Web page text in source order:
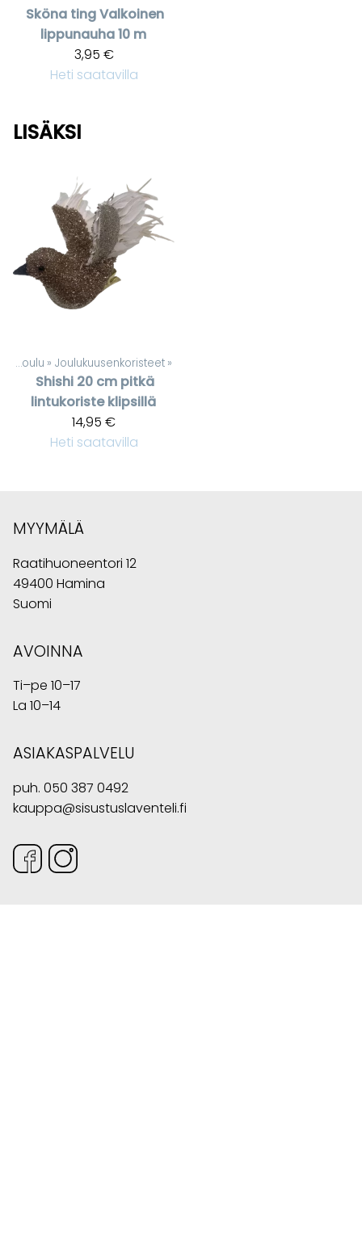
Sköna tingValkoinen
lippunauha 10 m
3,95 €
Heti saatavilla
LISÄKSI
Joulu ‪» Joulukuusenkoristeet ‪»
Shishi 20 cm pitkä
lintukoriste klipsillä
14,95 €
Heti saatavilla
MYYMÄLÄ
Raatihuoneentori 12
49400 Hamina
Suomi
AVOINNA
Ti–pe 10–17
La 10–14
ASIAKASPALVELU
puh. 050 387 0492
kauppa@sisustuslaventeli.fi